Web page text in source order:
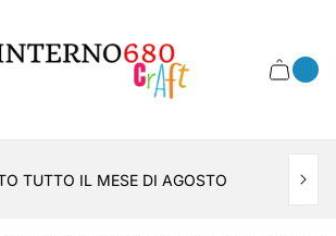
del
negozio
Cassetto
TUTTO IL MESE DI AGOSTO